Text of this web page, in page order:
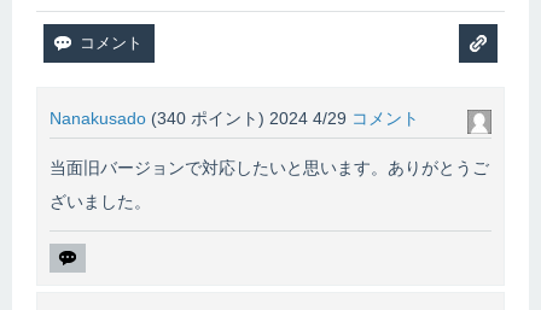
Nanakusado (340 ポイント) 2024 4/29 コメント
当面旧バージョンで対応したいと思います。ありがとうご
ざいました。